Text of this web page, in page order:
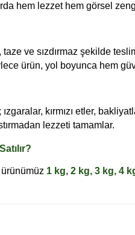
hem lezzet hem görsel
ve sızdırmaz şekilde
ürün, yol boyunca hem
kırmızı etler,
lezzeti tamamlar.
1 kg, 2 kg, 3 kg, 4